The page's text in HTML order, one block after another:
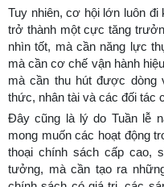
Tuy nhiên, cơ hội lớn luôn
trở thành một cực tăng
nhìn tốt, mà cần năng lực
mà cần cơ chế vận hành
mà cần thu hút được dòng
thức, nhân tài và các đối tác
Đây cũng là lý do Tuần lễ
mong muốn các hoạt động
thoại chính sách cấp cao,
tưởng, mà cần tạo ra